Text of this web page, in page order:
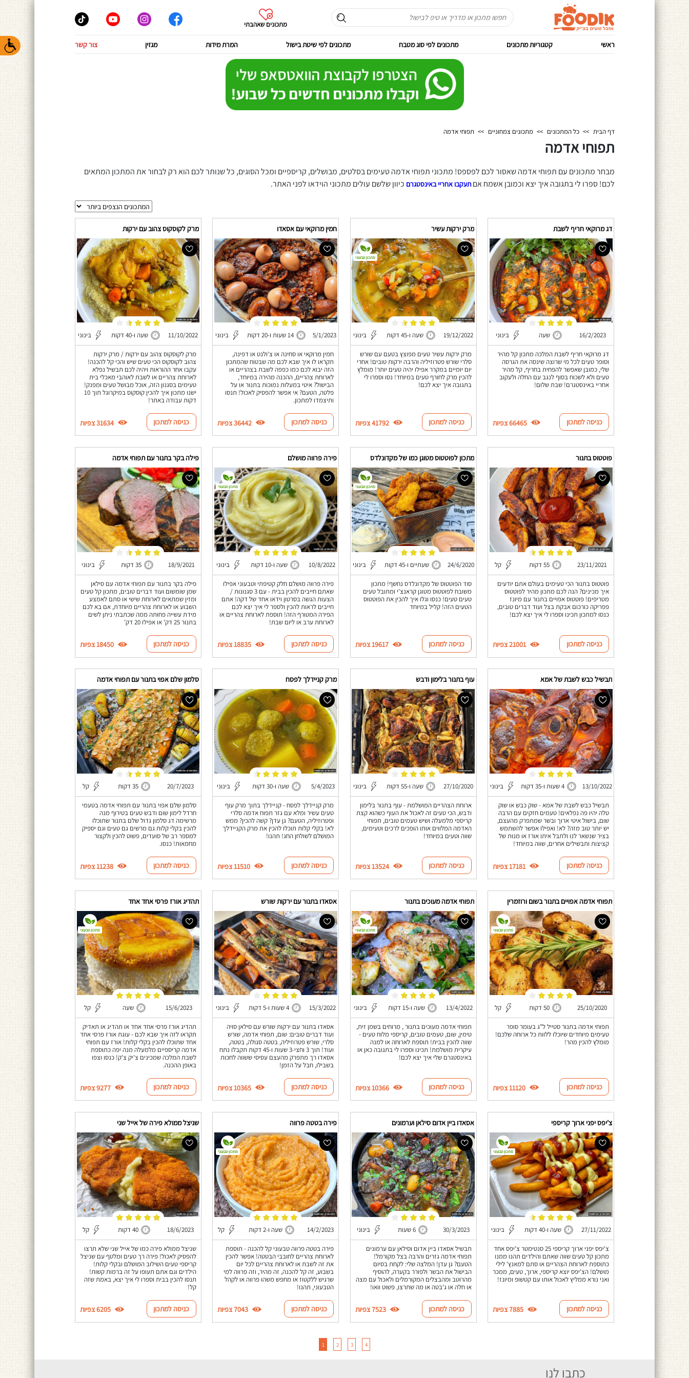
מתכונים שאהבתי
ראשי קטגוריות מתכונים מתכונים לפי סוג מטבח מתכונים לפי שיטת בישול המרת מידות מגזין צור קשר
דף הבית >> כל המתכונים >> מתכונים צמחוניים >> תפוחי אדמה
תפוחי אדמה
מבחר מתכונים עם תפוחי אדמה שאסור לכם לפספס! מתכוני תפוחי אדמה טעימים בסלטים, מבושלים, קריספיים ומכל הסוגים, כל שנותר לכם הוא רק לבחור את המתכון המתאים
לכם! ספרו לי בתגובה איך יצא וכמובן אשמח אםתעקבו אחריי באינסטגרם כיוון שלשם עולים מתכוני הוידאו לפני האתר.
דג מרוקאי חריף לשבת
16/2/2023 שעה בינוני
דג מרוקאי חריף לשבת המלכה מתכון קל מהיר
וסופר טעים לכל מי שרוצה שינסה את הגרסה
שלי, כמובן שאפשר להפחית בחריף, קל מהיר
טעים ולא לשכוח בסוף לנגב עם החלה ולעקוב
אחריי באינסטגרם! שבת שלום!
כניסה למתכון 66465 צפיות
מרק ירקות עשיר
19/12/2022 שעה ו-45 דקות בינוני
מרק ירקות עשיר טעים מפוצץ בטעם עם שורש
סלרי שורש פטרוזיליה והרבה ירקות טובים! אחרי
יום יומיים במקרר אפילו יהיה טעים יותר! מומלץ
להכין מרק לחורף טעים במיוחד! נסו וספרו לי
בתגובה איך יצא לכם!
מתכון טבעוני
כניסה למתכון 41792 צפיות
חמין מרוקאי עם אסאדו
5/1/2023 14 שעות ו-20 דקות בינוני
חמין מרוקאי או סחינה או צ'ולנט או דפינה,
תקראו לו איך שבא לכם מה שבטוח שהמתכון
הזה יבוא לכם כמו כפפה לשבת בצהריים או
לארוחת צהריים, ההכנה מהירה במיוחד,
הבישול? איטי במעלות נמוכות בתנור או על
פלטה, הטעם? אי אפשר להפסיק לאכול! תנסו
ותיצמדו למתכון.
כניסה למתכון 36442 צפיות
מרק לקוסקוס צהוב עם ירקות
11/10/2022 שעה ו-40 דקות בינוני
מרק לקוסקוס צהוב עם ירקות / מרק ירקות
צהוב לקוסקוס הכי טעים שיש והכי קל להכנה!
עקבו אחר ההוראות ויהיה לכם תבשיל נפלא
לארוחת צהריים או לשבת לאוהבי מאכלי בית
טעימים בסגנון הזה, אוכל מבושל טעים ומפנק!
ישנו מתכון איך להכין קוסקוס במיקרוגל תוך 10
דקות עבודה באתר!
כניסה למתכון 31634 צפיות
פוטטוס בתנור
23/11/2021 55 דקות קל
פוטטוס בתנור הכי טעימים בעולם אתם יודעים
איך מכינים? הנה לכם מתכון מהיר לפוטטוס
מטריפים! פוטטוס אפויים בתנור עם מיונז
פפריקה כורכום אבקת בצל ועוד דברים טובים,
כנסו למתכון תכינו וספרו לי איך יצא לכם!
כניסה למתכון 21001 צפיות
מתכון לפוטטוס מטוגן כמו של מקדונלדס
24/6/2020 שעתיים ו-45 דקות בינוני
סוד הפוטטוס של מקדונלדס נחשף! מתכון
משובח לפוטטוס מטוגן קראנצ'י ומתובל טעים
טעים טעים! כנסו וגלו איך להכין את הפוטטוס
הטעים הזה! קליל במיוחד
מתכון טבעוני
כניסה למתכון 19617 צפיות
פירה פרווה מושלם
10/8/2022 שעה ו-10 דקות בינוני
פירה פרווה מושלם חלק קטיפתי וטבעוני אפילו
שאתם חייבים להכין בבית - עם 3 סגנונות /
הצעות הגשה בסרטון וידאו אחד של דקה! אתם
חייבים לראות להכין ולספר לי איך יצא לכם
הפירה המטורף הזה! תוספת לארוחת צהריים או
לארוחת ערב או ליום שבת!
מתכון טבעוני
כניסה למתכון 18835 צפיות
פילה בקר בתנור עם תפוחי אדמה
18/9/2021 35 דקות בינוני
פילה בקר בתנור עם תפוחי אדמה עם סילאן
שמן שומשום ועוד דברים טובים, מתכון קל טעים
ומזין שמתאים לארוחת שישי או סתם לאמצע
השבוע או לארוחת צהריים מיוחדת, אם בא לכם
מידת עשייה פחותה ממה שכתבתי ניתן לשים
בתנור 25 דק' או אפילו 20 דק'
כניסה למתכון 18450 צפיות
תבשיל כבש לשבת של אמא
13/10/2022 4 שעות ו-35 דקות בינוני
תבשיל כבש לשבת של אמא - שוק כבש או שוק
טלה יהיו פה נפלאים! טעמים חזקים עם הרבה
שום, בישול איטי ארוך ובשר שמתפרק מהעצם,
יש יותר טוב מזה? לא! ואפילו אפשר להשתמש
בציר שנשאר לנו ולתבל איתו אורז או מנות של
קציצות ותבשילים אחרים, שווה במיוחד!
כניסה למתכון 17181 צפיות
עוף בתנור בלימון ודבש
27/10/2020 שעה ו-55 דקות בינוני
ארוחת הצהריים המושלמת - עוף בתנור בלימון
ודבש, הכי טעים זה לאכול את העוף כשהוא קצת
קריספי מלמעלה ושיש טעמים טובים, תפוחי
האדמה המלווים אותו הופכים לרכים וטעימים,
שווה וטעים במיוחד!
כניסה למתכון 13524 צפיות
מרק קניידלך לפסח
5/4/2023 שעה ו-30 דקות בינוני
מרק קניידלך לפסח - קניידלך בתוך מרק עוף
טעים עשיר ומלא עם גזר תפוח אדמה סלרי
ופטרוזיליה, הטעם? גן עדן? קשה להכין? ממש
לא! בקלי קלות תוכלו להכין את מרק הקניידלך
המושלם לשולחן החג! תהנו!
כניסה למתכון 11510 צפיות
סלמון שלם אפוי בתנור עם תפוחי אדמה
20/7/2023 35 דקות קל
סלמון שלם אפוי בתנור עם תפוחי אדמה בטעמי
חרדל לימון שום ודבש טעים בטירוף מנה
מרשימה דג סלמון גדול שלם בתנור שתוכלו
להכין בקלי קלות גם מרשים גם טעים וגם יספיק
למספר רב של סועדים, פשוט להכין ולקצור
מחמאות! כנסו.
כניסה למתכון 11238 צפיות
תפוחי אדמה אפויים בתנור בשום ורוזמרין
25/10/2020 50 דקות קל
תפוחי אדמה בתנור סטייל ל"ג בעומר סופר
טעימים מיוחדים שיוכלו ללוות כל ארוחה שלכם!
מומלץ להכין מהר!
מתכון טבעוני
כניסה למתכון 11120 צפיות
תפוחי אדמה מעוכים בתנור
13/4/2022 שעה ו-15 דקות בינוני
תפוחי אדמה מעוכים בתנור , מרוחים בשמן זית,
טימין, שום, טעמים טובים, קריספי מלוח טעים -
שווה להכין בבית! תוספת לארוחה או למנה
עיקרית מושלמת! תכינו וספרו לי בתגובה כאן או
באינסטגרם שלי איך יצא לכם!
מתכון טבעוני
כניסה למתכון 10366 צפיות
אסאדו בתנור עם ירקות שורש
15/3/2022 4 שעות ו-5 דקות בינוני
אסאדו בתנור עם ירקות שורש עם סילאן סויה
ועוד דברים טובים: שום, תפוחי אדמה, שורש
סלרי, שורש פטרוזיליה, בטטה סגולה, בטטה,
ועוד! תוך 3 וחצי-3 שעות ו-45 דקות תקבלו נתח
אסאדו רך מתפרק מהעצם עסיסי ששווה לחכות
בשבילו, חבל על הזמן!
כניסה למתכון 10365 צפיות
תהדיג אורז פרסי אחד אחד
15/6/2023 שעה קל
תהדיג אורז פרסי אחד אחד או תהדיג או תאדיק
תקראו לזה איך שבא לכם - עוגת אורז פרסי אחד
אחד שתוכלו להכין בקלי קלות! אורז עם תפוחי
אדמה קריספיים מלמעלה מנה יפה כתוספת
לשבת המלכה שמכינים צ'יק צ'ק! כנסו וצפו
באופן ההכנה.
מתכון טבעוני
כניסה למתכון 9277 צפיות
צ'יפס יפני ארוך קריספי
27/11/2022 שעה ו-40 דקות בינוני
צ'יפס יפני ארוך קריספי 25 סנטימטר צ'יפס אחד
מתכון קל טעים שווה שאתם והילדים תהנו ממנו
כתוספת לארוחת הצהריים או סתם למאנץ' לילי
מושלם! הצ'יפס יוצא קריספי, ארוך, טעים, ממכר
ואני נורא ממליץ לאכול אותו עם קטשופ ומיונז!
מתכון טבעוני
כניסה למתכון 7885 צפיות
אסאדו ביין אדום סילאן וערמונים
30/3/2023 6 שעות בינוני
תבשיל אסאדו ביין אדום וסילאן עם ערמונים
תפוחי אדמה גזרים והרבה בצל מקורמל!
הטעם? גן עדן! המלצה שלי: לקחת בסיום
הבישול את הבשר ולפורר בקערה, להוסיף
מהרוטב ומהבצלים המקורמלים ולאכול עם מצה
או חלה או ג'בטה או מה שתרצו, פשוט וואו!
כניסה למתכון 7523 צפיות
פירה בטטה פרווה
14/2/2023 שעה ו-2 דקות קל
פירה בטטה פרווה טבעוני קל להכנה - תוספת
לארוחת צהריים לחובבי הבטטה! אפשר להכין
את זה לשבת או לארוחת צהריים לכל יום
בשבוע, זה קל להכנה, זה מהיר, וזה פרווה למי
שרגיש ללקטוז או מחפש משהו פרווה או לקהל
הטבעוני, תהנו!
מתכון טבעוני
כניסה למתכון 7043 צפיות
שניצל ממולא פירה של אייל שני
18/6/2023 40 דקות קל
שניצל ממולא פירה כמו של אייל שני שלא תרצו
להפסיק לאכול! פירה רך טעים ומלטף עם שניצל
קריספי טעים השילוב המושלם ובקלי קלות!
הילדים וגם אתם תעופו על זה ברמות קשות!
תנסו להכין בבית וספרו לי איך יצא, באמת שזה
קל!
כניסה למתכון 6205 צפיות
1 2 3 4
כתבו לנו